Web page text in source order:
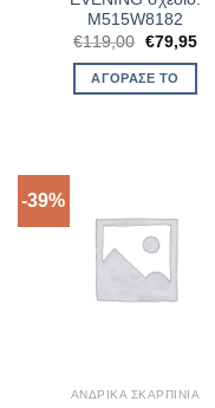
M515W8182
€119,00 Original
price
was:
€119,00.
€79,95Η
ΑΓΌΡΑΣΈ ΤΟ
-39%
ΑΝΔΡΙΚΆ ΣΚΑΡΠΊΝΙΑ